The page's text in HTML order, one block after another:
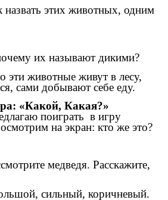
назвать этих животных, одним
их называют дикими?
эти животные живут в лесу,
сами добывают себе еду.
«Какой, Какая?»
поиграть в игру
на экран: кто же это?
медведя. Расскажите,
сильный, коричневый.